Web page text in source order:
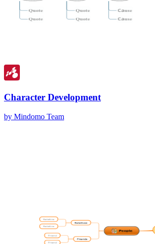
Character Development
by Mindomo Team